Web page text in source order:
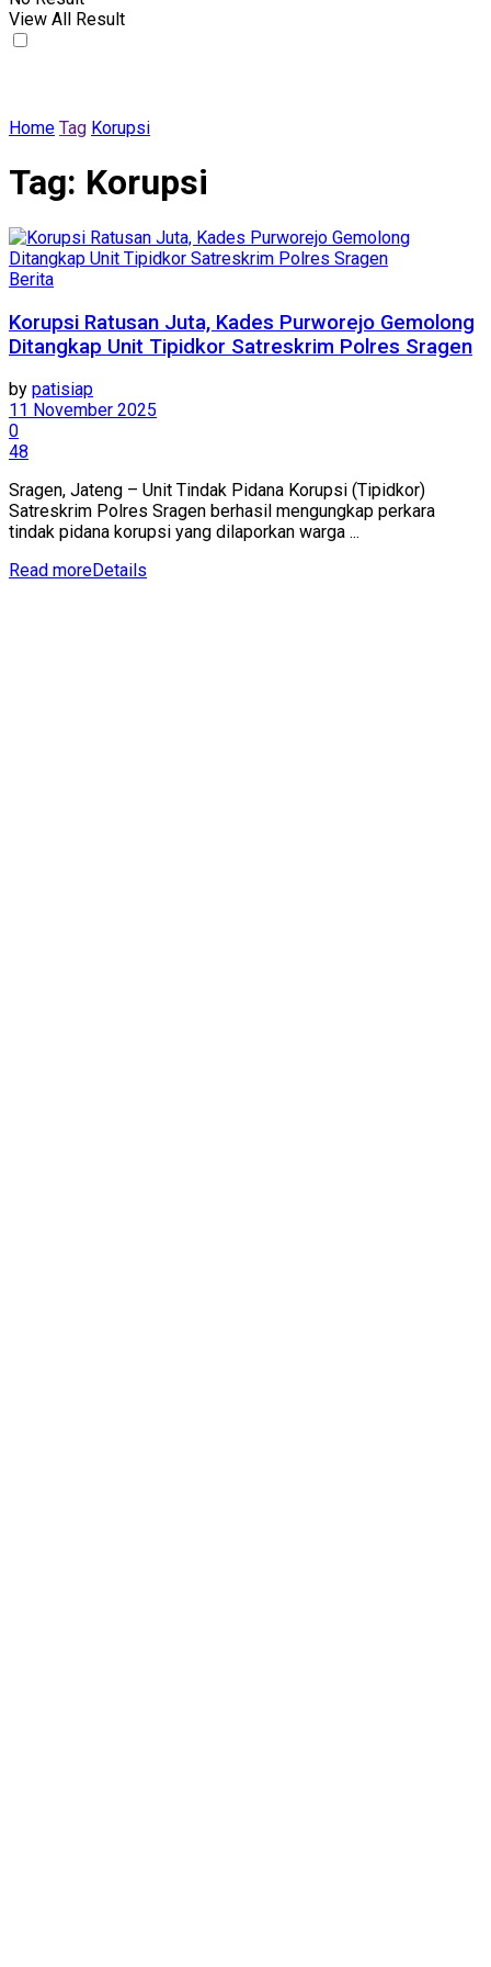
View All Result
Home Tag Korupsi
Tag: Korupsi
Berita
Korupsi Ratusan Juta, Kades Purworejo Gemolong
Ditangkap Unit Tipidkor Satreskrim Polres Sragen
by patisiap
11 November 2025
0
48
Sragen, Jateng – Unit Tindak Pidana Korupsi (Tipidkor)
Satreskrim Polres Sragen berhasil mengungkap perkara
tindak pidana korupsi yang dilaporkan warga ...
Read moreDetails